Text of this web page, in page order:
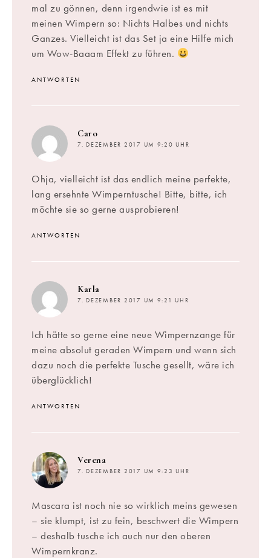
mal zu gönnen, denn irgendwie ist es mit
meinen Wimpern so: Nichts Halbes und nichts
Ganzes. Vielleicht ist das Set ja eine Hilfe mich
um Wow-Baaam Effekt zu führen.
ANTWORTEN
Caro
7. DEZEMBER 2017 UM 9:20 UHR
Ohja, vielleicht ist das endlich meine perfekte,
lang ersehnte Wimperntusche! Bitte, bitte, ich
möchte sie so gerne ausprobieren!
ANTWORTEN
Karla
7. DEZEMBER 2017 UM 9:21 UHR
Ich hätte so gerne eine neue Wimpernzange für
meine absolut geraden Wimpern und wenn sich
dazu noch die perfekte Tusche gesellt, wäre ich
überglücklich!
ANTWORTEN
Verena
7. DEZEMBER 2017 UM 9:23 UHR
Mascara ist noch nie so wirklich meins gewesen
– sie klumpt, ist zu fein, beschwert die Wimpern
– deshalb tusche ich auch nur den oberen
Wimpernkranz.